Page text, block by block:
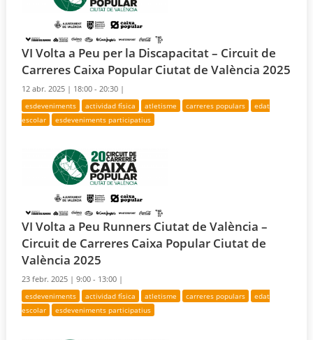
VI Volta a Peu per la Discapacitat – Circuit de
Carreres Caixa Popular Ciutat de València 2025
12 abr. 2025 | 18:00 - 20:30 |
esdeveniments actividad física atletisme carreres populars
edat
escolar
esdeveniments participatius
VI Volta a Peu Runners Ciutat de València –
Circuit de Carreres Caixa Popular Ciutat de
València 2025
23 febr. 2025 |9:00 - 13:00 |
esdeveniments actividad física atletisme carreres populars
edat
escolar
esdeveniments participatius